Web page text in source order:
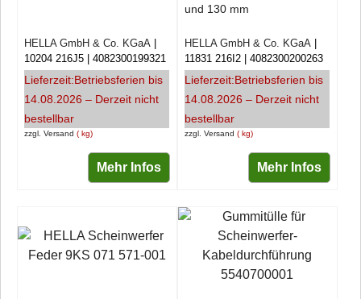
zzgl. Versand kg
HELLA GmbH & Co. KGaA
10204 216J5
4082300199321
Lieferzeit:Betriebsferien bis
14.08.2026 – Derzeit nicht
bestellbar
Mehr Infos
und 130 mm
zzgl. Versand kg
HELLA GmbH & Co. KGaA
11831 216I2
4082300200263
Lieferzeit:Betriebsferien bis
14.08.2026 – Derzeit nicht
bestellbar
Mehr Infos